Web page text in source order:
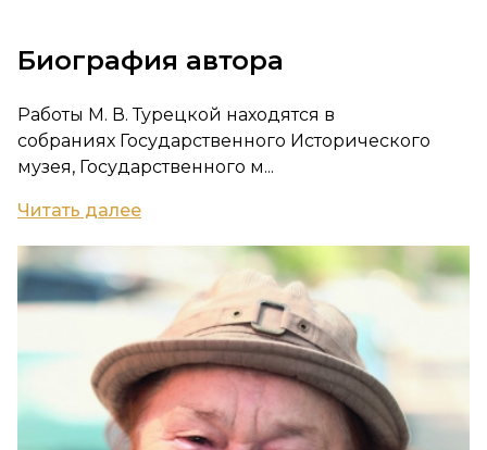
Биография автора
Работы М. В. Турецкой находятся в
собраниях Государственного Исторического
музея, Государственного м...
Читать далее